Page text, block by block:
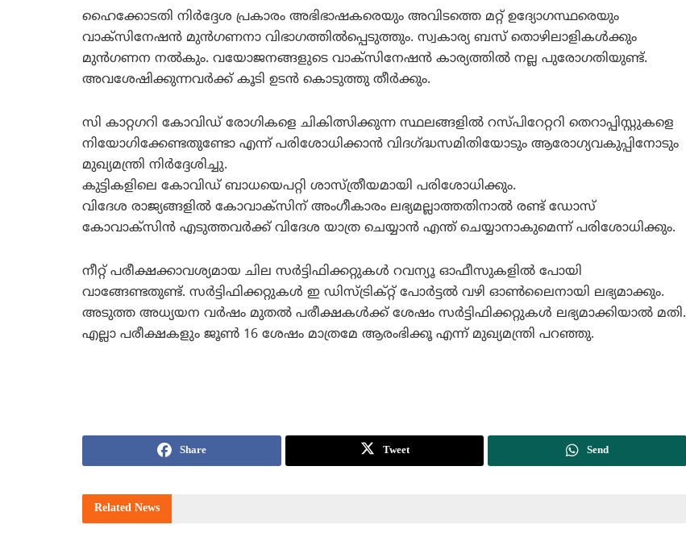
ഹൈക്കോടതി നിര്‍ദ്ദേശ പ്രകാരം അഭിഭാഷകരെയും അവിടത്തെ മറ്റ് ഉദ്യോഗസ്ഥരെയും
വാക്‌സിനേഷന്‍ മുന്‍ഗണനാ വിഭാഗത്തില്‍പ്പെടുത്തും. സ്വകാര്യ ബസ് തൊഴിലാളികള്‍ക്കും
മുന്‍ഗണന നല്‍കും. വയോജനങ്ങളുടെ വാക്‌സിനേഷന്‍ കാര്യത്തില്‍ നല്ല പുരോഗതിയുണ്ട്.
അവശേഷിക്കുന്നവര്‍ക്ക് കൂടി ഉടന്‍ കൊടുത്തു തീര്‍ക്കും.
സി കാറ്റഗറി കോവിഡ് രോഗികളെ ചികിത്സിക്കുന്ന സ്ഥലങ്ങളില്‍ റസ്പിറേറ്ററി തെറാപ്പിസ്റ്റുകളെ
നിയോഗിക്കേണ്ടതുണ്ടോ എന്ന് പരിശോധിക്കാന്‍ വിദഗ്ദ്ധസമിതിയോടും ആരോഗ്യവകുപ്പിനോടും
മുഖ്യമന്ത്രി നിര്‍ദ്ദേശിച്ചു.
കുട്ടികളിലെ കോവിഡ് ബാധയെപറ്റി ശാസ്ത്രീയമായി പരിശോധിക്കും.
വിദേശ രാജ്യങ്ങളില്‍ കോവാക്‌സിന് അംഗീകാരം ലഭ്യമല്ലാത്തതിനാല്‍ രണ്ട് ഡോസ്
കോവാക്‌സിന്‍ എടുത്തവര്‍ക്ക് വിദേശ യാത്ര ചെയ്യാന്‍ എന്ത് ചെയ്യാനാകുമെന്ന് പരിശോധിക്കും.
നീറ്റ് പരീക്ഷക്കാവശ്യമായ ചില സര്‍ട്ടിഫിക്കറ്റുകള്‍ റവന്യൂ ഓഫീസുകളില്‍ പോയി
വാങ്ങേണ്ടതുണ്ട്. സര്‍ട്ടിഫിക്കറ്റുകള്‍ ഇ ഡിസ്ട്രിക്റ്റ് പോര്‍ട്ടല്‍ വഴി ഓണ്‍ലൈനായി ലഭ്യമാക്കും.
അടുത്ത അധ്യയന വര്‍ഷം മുതല്‍ പരീക്ഷകള്‍ക്ക് ശേഷം സര്‍ട്ടിഫിക്കറ്റുകള്‍ ലഭ്യമാക്കിയാല്‍ മതി.
എല്ലാ പരീക്ഷകളും ജൂണ്‍ 16 ശേഷം മാത്രമേ ആരംഭിക്കൂ എന്ന് മുഖ്യമന്ത്രി പറഞ്ഞു.
Share Tweet Send
Related News